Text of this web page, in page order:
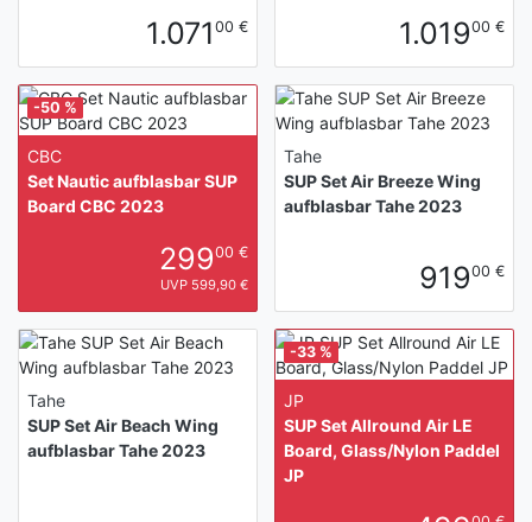
1.071 00 € 1.01900 €
CBC
Set Nautic aufblasbar SUP
Board CBC 2023
29900 €
UVP 599,90 €
-50 %
Tahe
SUP Set Air Breeze Wing
aufblasbar Tahe 2023
91900 €
Tahe
SUP Set Air Beach Wing
aufblasbar Tahe 2023
JP
SUP Set Allround Air LE
Board, Glass/Nylon Paddel
JP
-33 %